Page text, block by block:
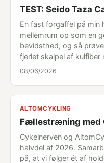
TEST: Seido Taza
En fast forgaffel på
mellemrum op som en
bevidsthed, og så
fjerlet skalpel af kulfiber
08/06/2026
ALTOMCYKLING
Fællestræning med
Cykelnerven og
halvdel af 2026.
på, at vi følger ét af